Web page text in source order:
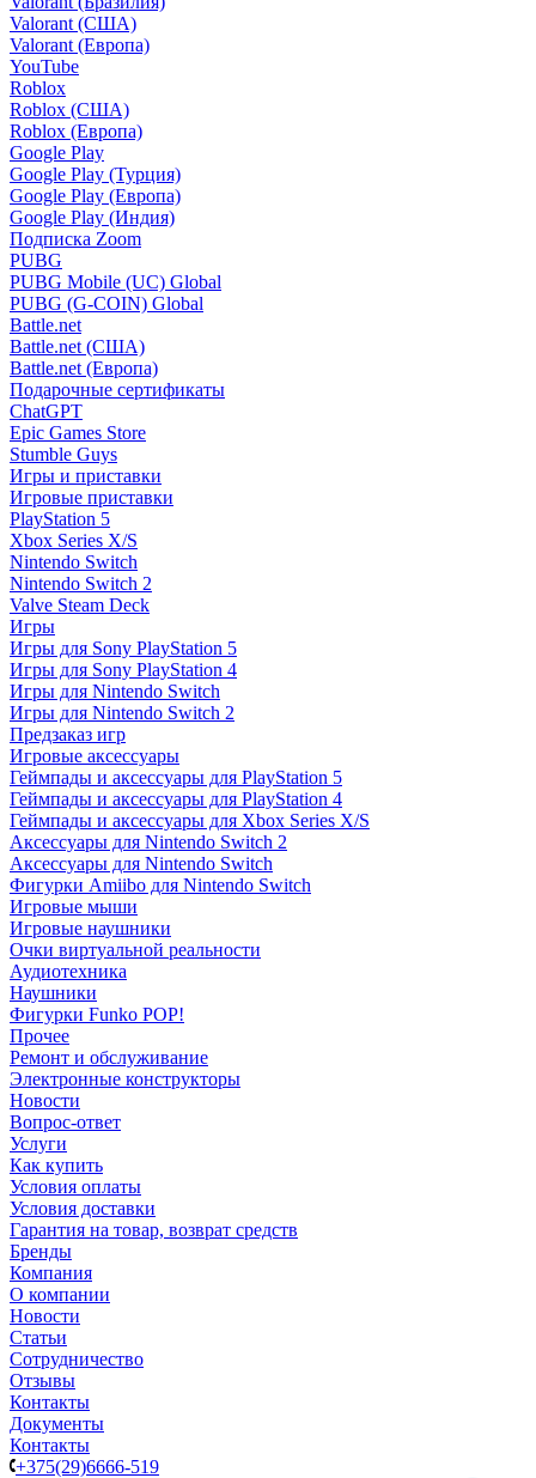
Valorant (США)
Valorant (Европа)
YouTube
Roblox
Roblox (США)
Roblox (Европа)
Google Play
Google Play (Турция)
Google Play (Европа)
Google Play (Индия)
Подписка Zoom
PUBG
PUBG Mobile (UC) Global
PUBG (G-COIN) Global
Battle.net
Battle.net (США)
Battle.net (Европа)
Подарочные сертификаты
ChatGPT
Epic Games Store
Stumble Guys
Игры и приставки
Игровые приставки
PlayStation 5
Xbox Series X/S
Nintendo Switch
Nintendo Switch 2
Valve Steam Deck
Игры
Игры для Sony PlayStation 5
Игры для Sony PlayStation 4
Игры для Nintendo Switch
Игры для Nintendo Switch 2
Предзаказ игр
Игровые аксессуары
Геймпады и аксессуары для PlayStation 5
Геймпады и аксессуары для PlayStation 4
Геймпады и аксессуары для Xbox Series X/S
Аксессуары для Nintendo Switch 2
Аксессуары для Nintendo Switch
Фигурки Amiibo для Nintendo Switch
Игровые мыши
Игровые наушники
Очки виртуальной реальности
Аудиотехника
Наушники
Фигурки Funko POP!
Прочее
Ремонт и обслуживание
Электронные конструкторы
Новости
Вопрос-ответ
Услуги
Как купить
Условия оплаты
Условия доставки
Гарантия на товар, возврат средств
Бренды
Компания
О компании
Новости
Статьи
Сотрудничество
Отзывы
Контакты
Документы
Контакты
+375(29)6666-519